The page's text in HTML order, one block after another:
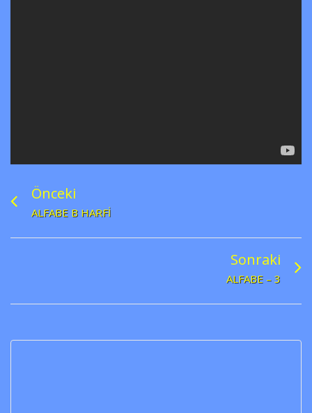
Önceki
ALFABE B HARFI
Sonraki
ALFABE – 3